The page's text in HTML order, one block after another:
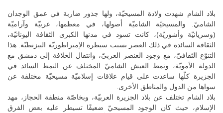
بلاد الشام شهدت ولادة المسيحيّة، ولها جذور ضاربة في عمق الوجدان
الشاميّ. والمسيحيّة الشاميّة أصولها، في معظمها، عربيّة وآراميّة
(وسريانيّة وأشوريّة)، كانت تسود في مدنها الكبرى الثقافة اليونانيّة،
الثقافة السائدة في ذلك العصر بسبب سيطرة الإمبراطوريّة البيزنطيّة. هذا
التنوّع الثقافيّ، مع وجود العنصر العربيّ، وانتقال الخلافة إلى دمشق مع
الدولة الأمويّة، ونمط العيش الشاميّ المختلف عن النمط السائد في
الجزيرة كلّها ساعدت على قيام علاقات إسلاميّة مسيحيّة مختلفة عن
سواها من الدول والمناطق الأخرى.
بلاد الشام تختلف عن بلاد الجزيرة العربيّة، وبخاصّة منطقة الحجاز، مهد
الإسلام، حيث كان الوجود المسيحيّ ضعيفًا تسيطر عليه بعض الفرق